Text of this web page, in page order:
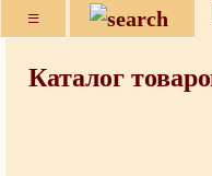
≡
Каталог